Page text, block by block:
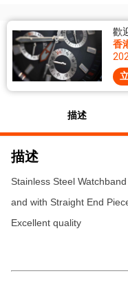
歡
香
描述
描述
Stainless Steel
and with Straight End
Excellent quality